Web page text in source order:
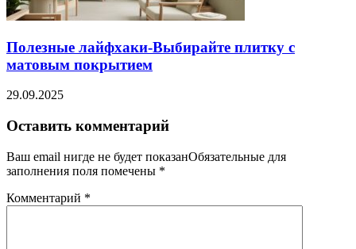
Полезные лайфхаки-Выбирайте плитку с
матовым покрытием
29.09.2025
Оставить комментарий
Ваш email нигде не будет показанОбязательные для
заполнения поля помечены *
Комментарий *